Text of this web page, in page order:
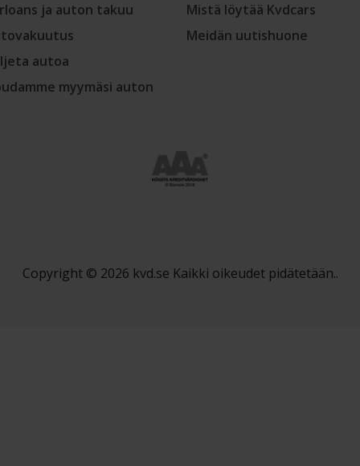
ja auton takuu
autoa
myymäsi auton
Mistä löytää Kvdcars
Meidän uutishuone
Copyright © 2026 kvd.se Kaikki oikeudet pidätetään..